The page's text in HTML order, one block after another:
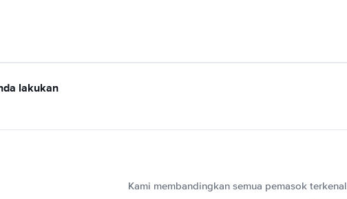
lakukan
Kami membandingkan semua pemasok terkenal